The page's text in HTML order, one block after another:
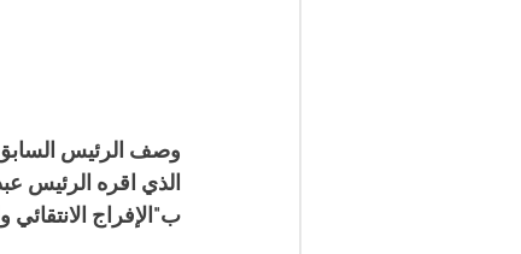
وصف الرئيس
ب"الإفراج الانتقائي